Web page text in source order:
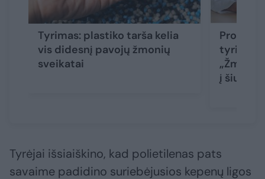
Tyrimas: plastiko tarša kelia
vis didesnį pavojų žmonių
sveikatai
tyrimus
į
Tyrėjai išsiaiškino, kad polietilenas pats
savaime padidino suriebėjusios kepenų ligos